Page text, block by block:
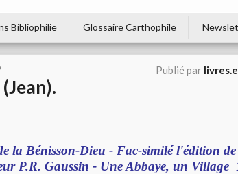
Bibliophilie Glossaire Carthophile
Publié par
la Bénisson-Dieu - Fac-similé l'édition
P.R. Gaussin - Une Abbaye, un Village